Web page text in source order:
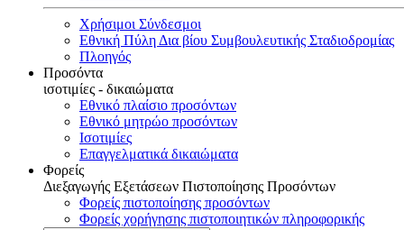
Χρήσιμοι Σύνδεσμοι
Εθνική Πύλη Δια βίου Συμβουλευτικής Σταδιοδρομίας
Πλοηγός
Προσόντα
ισοτιμίες - δικαιώματα
Εθνικό πλαίσιο προσόντων
Εθνικό μητρώο προσόντων
Ισοτιμίες
Επαγγελματικά δικαιώματα
Φορείς
Διεξαγωγής Εξετάσεων Πιστοποίησης Προσόντων
Φορείς πιστοποίησης προσόντων
Φορείς χορήγησης πιστοποιητικών πληροφορικής